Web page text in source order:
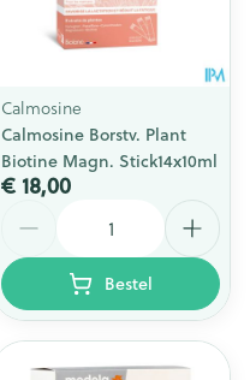
Calmosine
Calmosine Borstv. Plant
Biotine Magn. Stick14x10ml
€ 18,00
Bestel